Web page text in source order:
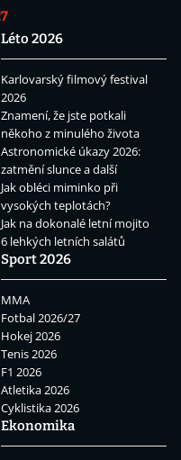
Léto 2026
Karlovarský filmový festival
2026
Znamení, že jste potkali
někoho z minulého života
Astronomické úkazy 2026:
zatmění slunce a další
Jak obléci miminko při
vysokých teplotách?
Jak na dokonalé letní mojito
6 lehkých letních salátů
Sport 2026
MMA
Fotbal 2026/27
Hokej 2026
Tenis 2026
F1 2026
Atletika 2026
Cyklistika 2026
Ekonomika